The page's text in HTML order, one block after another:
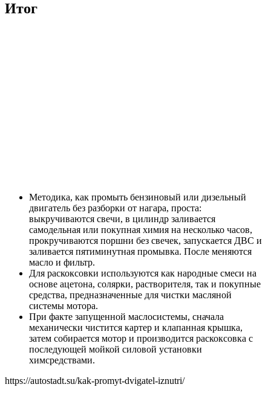
Итог
Методика, как промыть бензиновый или дизельный
двигатель без разборки от нагара, проста:
выкручиваются свечи, в цилиндр заливается
самодельная или покупная химия на несколько часов,
прокручиваются поршни без свечек, запускается ДВС и
заливается пятиминутная промывка. После меняются
масло и фильтр.
Для раскоксовки используются как народные смеси на
основе ацетона, солярки, растворителя, так и покупные
средства, предназначенные для чистки масляной
системы мотора.
При факте запущенной маслосистемы, сначала
механически чистится картер и клапанная крышка,
затем собирается мотор и производится раскоксовка с
последующей мойкой силовой установки
химсредствами.
https://autostadt.su/kak-promyt-dvigatel-iznutri/